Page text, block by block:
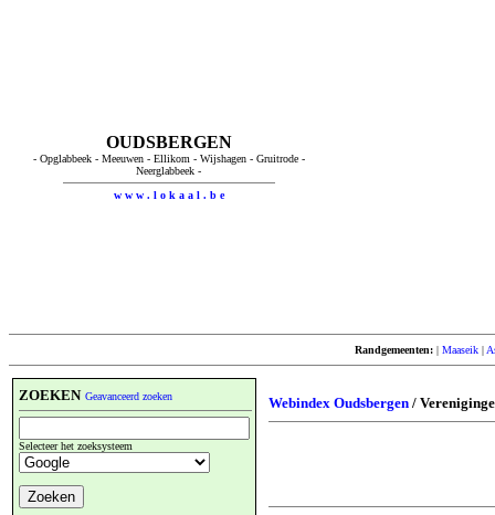
OUDSBERGEN
- Opglabbeek - Meeuwen - Ellikom - Wijshagen - Gruitrode -
Neerglabbeek -
w w w . l o k a a l . b e
Randgemeenten: | Maaseik |
ZOEKEN Geavanceerd zoeken
Selecteer het zoeksysteem
Webindex Oudsbergen /